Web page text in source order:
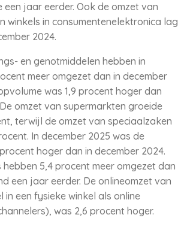
een jaar eerder. Ook de omzet van
winkels in consumentenelektronica lag
2024.
en genotmiddelen hebben in
meer omgezet dan in december
was 1,9 procent hoger dan
omzet van supermarkten groeide
terwijl de omzet van speciaalzaken
In december 2025 was de
hoger dan in december 2024.
hebben 5,4 procent meer omgezet dan
een jaar eerder. De onlineomzet van
in een fysieke winkel als online
was 2,6 procent hoger.